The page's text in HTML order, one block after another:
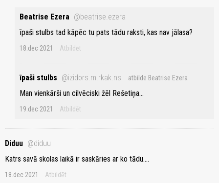
Beatrise Ezera @beatrise.ezera
īpaši stulbs tad kāpēc tu pats tādu raksti, kas nav jālasa?
18.dec 2021 Atbildēt
īpaši stulbs @izidors.m.rkak.ns atbilde Beatrise Ezera
Man vienkārši un cilvēciski žēl Rešetiņa...
19.dec 2021 Atbildēt
Diduu @diduu
Katrs savā skolas laikā ir saskāries ar ko tādu....
18.dec 2021 Atbildēt